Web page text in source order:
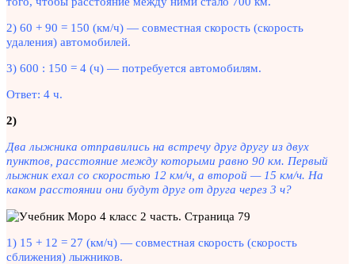
2) 60 + 90 = 150 (км/ч) — совместная скорость (скорость
удаления) автомобилей.
3) 600 : 150 = 4 (ч) — потребуется автомобилям.
Ответ: 4 ч.
2)
Два лыжника отправились на встречу друг другу из двух
пунктов, расстояние между которыми равно 90 км. Первый
лыжник ехал со скоростью 12 км/ч, а второй — 15 км/ч. На
каком расстоянии они будут друг от друга через 3 ч?
1) 15 + 12 = 27 (км/ч) — совместная скорость (скорость
сближения) лыжников.